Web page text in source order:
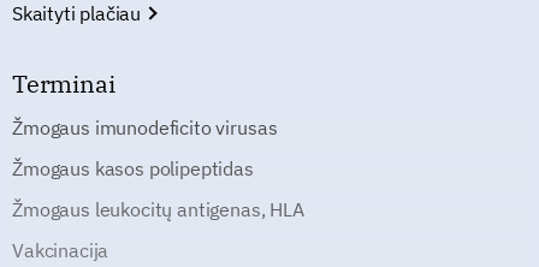
Skaityti plačiau
Terminai
Žmogaus imunodeficito virusas
Žmogaus kasos polipeptidas
Žmogaus leukocitų antigenas, HLA
Vakcinacija